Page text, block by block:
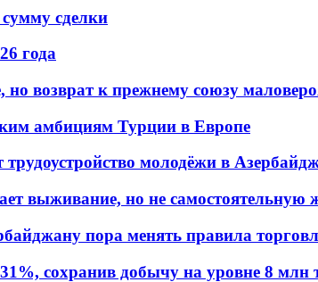
сделки
года
возврат к прежнему союзу
амбициям Турции в Европе
молодёжи в
выживание, но не самостоятельную
пора менять правила
сохранив добычу на уровне 8 млн